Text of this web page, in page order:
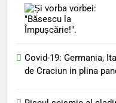
Covid-19: Germania,
de Craciun in plina